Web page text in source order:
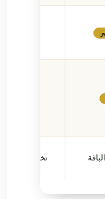
تختلف حسب